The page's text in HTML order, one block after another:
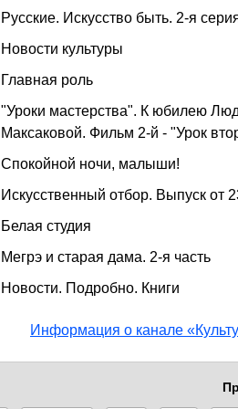
Русские. Искусство быть. 2-я
Новости культуры
Главная роль
"Уроки мастерства". К юбилею
Максаковой. Фильм 2-й - "Урок
Спокойной ночи, малыши!
Искусственный отбор. Выпуск от
Белая студия
Мегрэ и старая дама. 2-я часть
Новости. Подробно. Книги
Информация о канале